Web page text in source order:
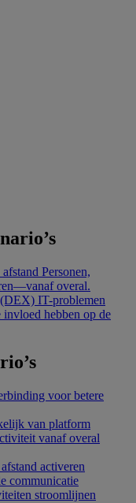
Personen,
overal.
(DEX) IT-problemen
hebben op de
voor betere
van platform
vanaf overal
activeren
communicatie
stroomlijnen